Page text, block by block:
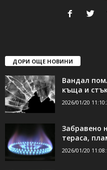
ДОРИ ОЩЕ НОВИНИ
Вандал
къща и
2026/01/20
Забравено
тераса,
2026/01/20